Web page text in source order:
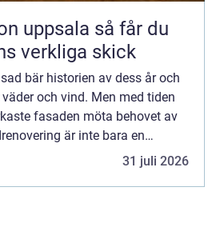
så får du
verkliga skick
bär historien av dess år och
och vind. Men med tiden
fasaden möta behovet av
är inte bara en
31 juli 2026